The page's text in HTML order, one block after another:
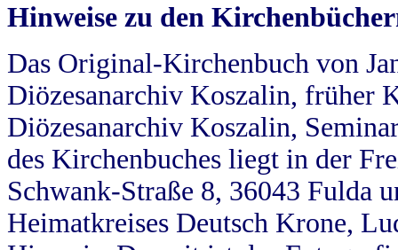
Hinweise zu den
Das Original-Kirchenbuch von
Diözesanarchiv Koszalin, früher
Diözesanarchiv Koszalin,
des Kirchenbuches liegt in der
Schwank-Straße 8, 36043 Fulda
Heimatkreises Deutsch Krone,